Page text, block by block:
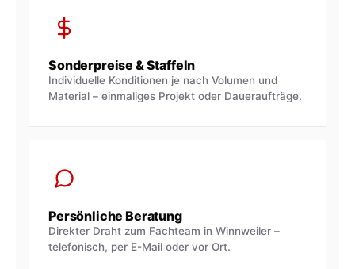
Sonderpreise & Staffeln
Individuelle Konditionen je nach Volumen und
Material – einmaliges Projekt oder Daueraufträge.
Persönliche Beratung
Direkter Draht zum Fachteam in Winnweiler –
telefonisch, per E-Mail oder vor Ort.